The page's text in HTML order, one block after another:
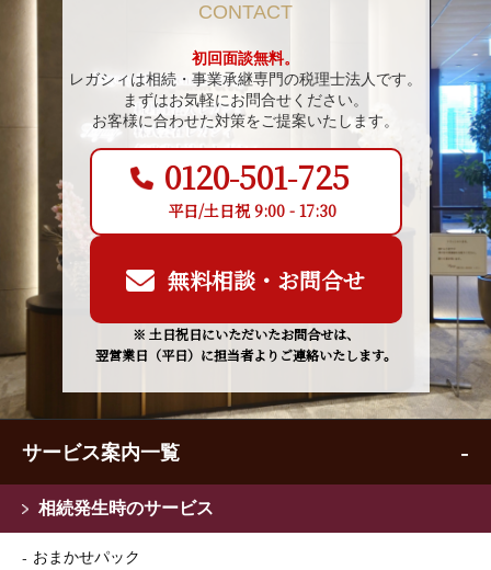
CONTACT
初回面談無料。
レガシィは相続・事業承継専門の税理士法人です。
まずはお気軽にお問合せください。
お客様に合わせた対策をご提案いたします。
0120-501-725
平日/土日祝 9:00 - 17:30
無料相談・お問合せ
※ 土日祝日にいただいたお問合せは、
翌営業日（平日）に担当者よりご連絡いたします。
サービス案内一覧
相続発生時のサービス
おまかせパック